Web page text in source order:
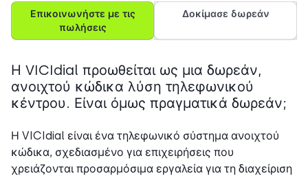
Επικοινωνήστε με τις
πωλήσεις
Δοκίμασε δωρεάν
Η VICIdial προωθείται ως μια δωρεάν,
ανοιχτού κώδικα λύση τηλεφωνικού
κέντρου. Είναι όμως πραγματικά δωρεάν;
Η VICIdial είναι ένα τηλεφωνικό σύστημα ανοιχτού
κώδικα, σχεδιασμένο για επιχειρήσεις που
χρειάζονται προσαρμόσιμα εργαλεία για τη διαχείριση